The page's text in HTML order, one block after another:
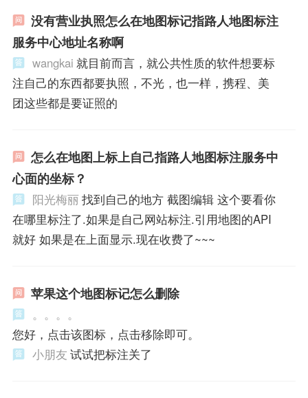
没有营业执照怎么在地图标记指路人地图标注
服务中心地址名称啊
wangkai 就目前而言，就公共性质的软件想要标
注自己的东西都要执照，不光，也一样，携程、美
团这些都是要证照的
怎么在地图上标上自己指路人地图标注服务中
心面的坐标？
阳光梅丽找到自己的地方 截图编辑 这个要看你
在哪里标注了.如果是自己网站标注.引用地图的API
就好 如果是在上面显示.现在收费了~~~
苹果这个地图标记怎么删除
。。。。
您好，点击该图标，点击移除即可。
小朋友 试试把标注关了